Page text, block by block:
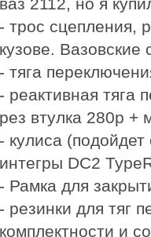
- трос сцепления,
кузове. Вазовские
- тяга
- реактивная тяга
рез втулка 280р +
- кулиса
интегры DC2
- Рамка для
- резинки для тяг
комплектности и